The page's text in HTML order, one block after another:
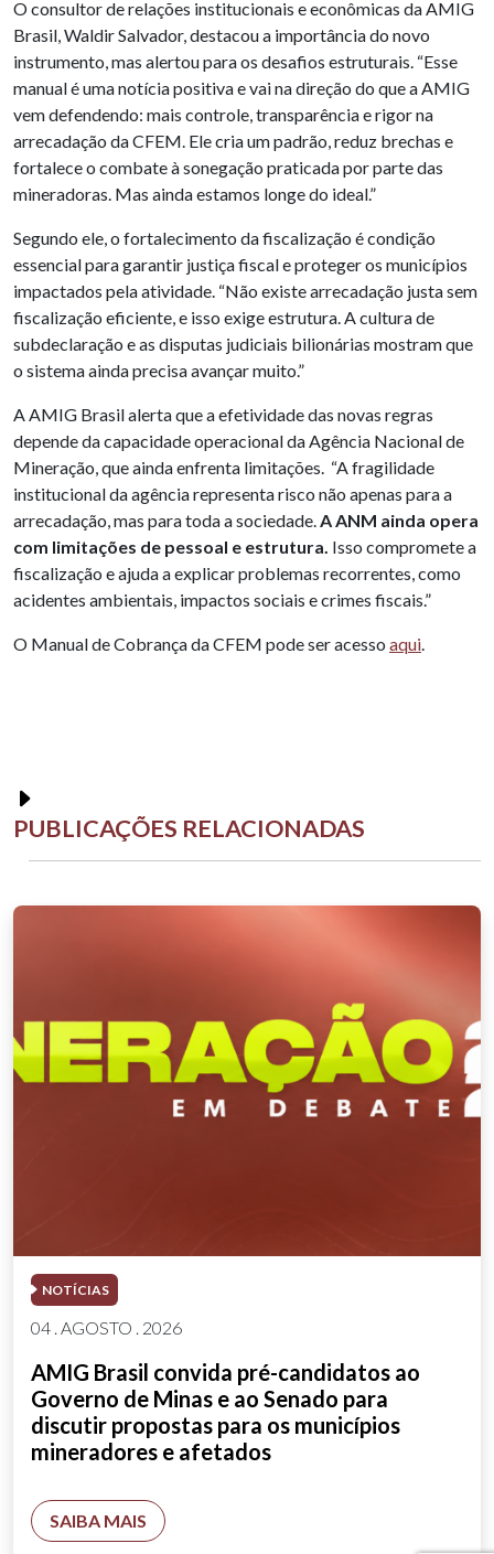
O consultor de relações institucionais e econômicas da AMIG
Brasil, Waldir Salvador, destacou a importância do novo
instrumento, mas alertou para os desafios estruturais. “Esse
manual é uma notícia positiva e vai na direção do que a AMIG
vem defendendo: mais controle, transparência e rigor na
arrecadação da CFEM. Ele cria um padrão, reduz brechas e
fortalece o combate à sonegação praticada por parte das
mineradoras. Mas ainda estamos longe do ideal.”
Segundo ele, o fortalecimento da fiscalização é condição
essencial para garantir justiça fiscal e proteger os municípios
impactados pela atividade. “Não existe arrecadação justa sem
fiscalização eficiente, e isso exige estrutura. A cultura de
subdeclaração e as disputas judiciais bilionárias mostram que
o sistema ainda precisa avançar muito.”
A AMIG Brasil alerta que a efetividade das novas regras
depende da capacidade operacional da Agência Nacional de
Mineração, que ainda enfrenta limitações. “A fragilidade
institucional da agência representa risco não apenas para a
arrecadação, mas para toda a sociedade.A ANM ainda opera
com limitações de pessoal e estrutura. Isso compromete a
fiscalização e ajuda a explicar problemas recorrentes, como
acidentes ambientais, impactos sociais e crimes fiscais.”
O Manual de Cobrança da CFEM pode ser acesso aqui.
PUBLICAÇÕES RELACIONADAS
NOTÍCIAS
04 . AGOSTO . 2026
AMIG Brasil convida pré-candidatos ao
Governo de Minas e ao Senado para
discutir propostas para os municípios
mineradores e afetados
SAIBA MAIS